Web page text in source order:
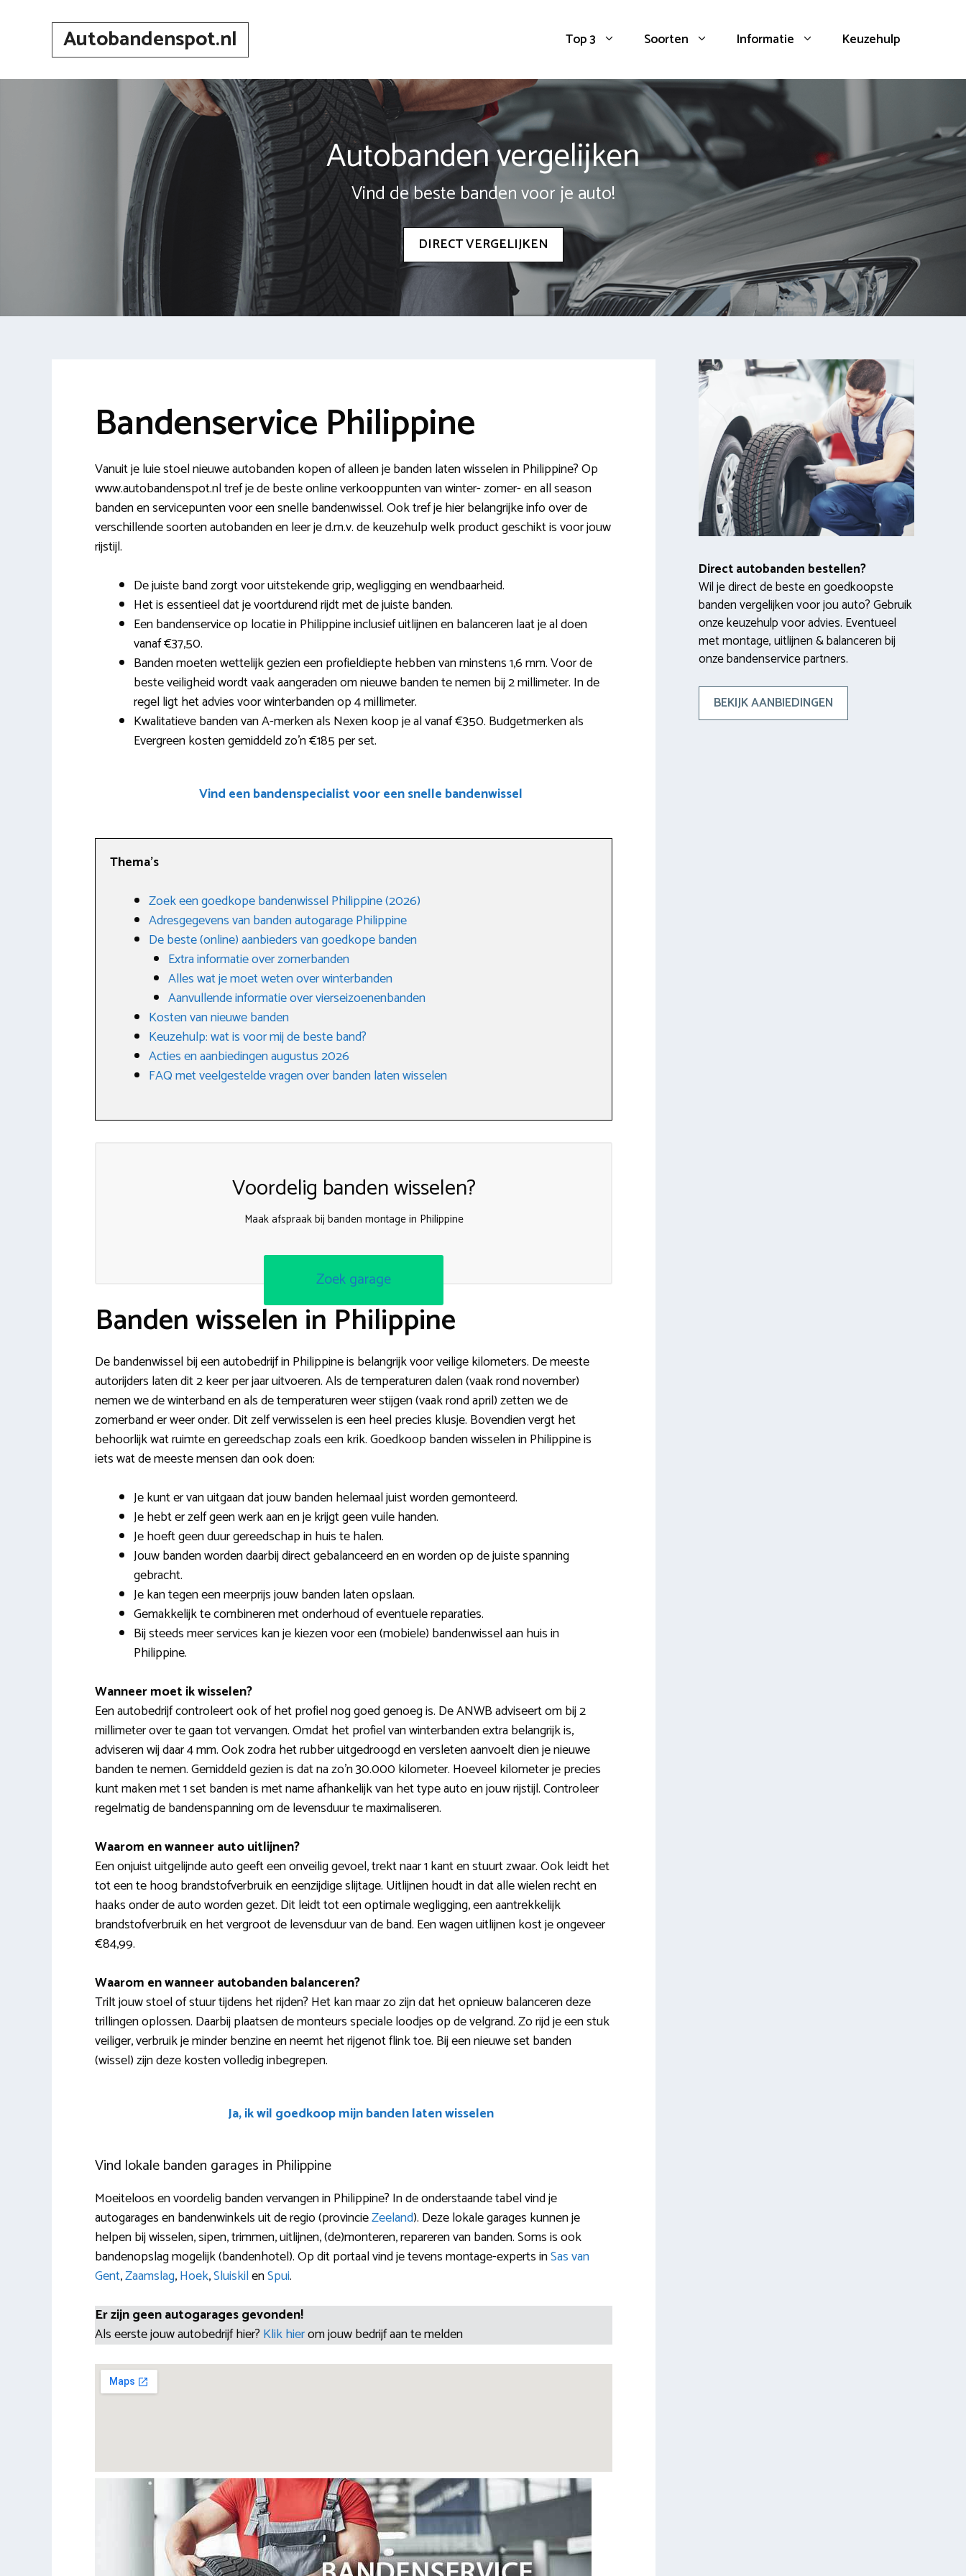
Autobandenspot.nl Top 3 Soorten Informatie Keuzehulp
Autobanden vergelijken
Vind de beste banden voor je auto!
DIRECT VERGELIJKEN
Bandenservice Philippine
Vanuit je luie stoel nieuwe autobanden kopen of alleen je banden laten wisselen in Philippine? Op
www.autobandenspot.nl tref je de beste online verkooppunten van winter- zomer- en all season
banden en servicepunten voor een snelle bandenwissel. Ook tref je hier belangrijke info over de
verschillende soorten autobanden en leer je d.m.v. de keuzehulp welk product geschikt is voor jouw
rijstijl.
De juiste band zorgt voor uitstekende grip, wegligging en wendbaarheid.
Het is essentieel dat je voortdurend rijdt met de juiste banden.
Een bandenservice op locatie in Philippine inclusief uitlijnen en balanceren laat je al doen
vanaf €37,50.
Banden moeten wettelijk gezien een profieldiepte hebben van minstens 1,6 mm. Voor de
beste veiligheid wordt vaak aangeraden om nieuwe banden te nemen bij 2 millimeter. In de
regel ligt het advies voor winterbanden op 4 millimeter.
Kwalitatieve banden van A-merken als Nexen koop je al vanaf €350. Budgetmerken als
Evergreen kosten gemiddeld zo’n €185 per set.
Vind een bandenspecialist voor een snelle bandenwissel
Thema’s
Zoek een goedkope bandenwissel Philippine (2026)
Adresgegevens van banden autogarage Philippine
De beste (online) aanbieders van goedkope banden
Extra informatie over zomerbanden
Alles wat je moet weten over winterbanden
Aanvullende informatie over vierseizoenenbanden
Kosten van nieuwe banden
Keuzehulp: wat is voor mij de beste band?
Acties en aanbiedingen augustus 2026
FAQ met veelgestelde vragen over banden laten wisselen
Voordelig banden wisselen?
Maak afspraak bij banden montage in Philippine
Zoek garage
Banden wisselen in Philippine
De bandenwissel bij een autobedrijf in Philippine is belangrijk voor veilige kilometers. De meeste
autorijders laten dit 2 keer per jaar uitvoeren. Als de temperaturen dalen (vaak rond november)
nemen we de winterband en als de temperaturen weer stijgen (vaak rond april) zetten we de
zomerband er weer onder. Dit zelf verwisselen is een heel precies klusje. Bovendien vergt het
behoorlijk wat ruimte en gereedschap zoals een krik. Goedkoop banden wisselen in Philippine is
iets wat de meeste mensen dan ook doen:
Je kunt er van uitgaan dat jouw banden helemaal juist worden gemonteerd.
Je hebt er zelf geen werk aan en je krijgt geen vuile handen.
Je hoeft geen duur gereedschap in huis te halen.
Jouw banden worden daarbij direct gebalanceerd en en worden op de juiste spanning
gebracht.
Je kan tegen een meerprijs jouw banden laten opslaan.
Gemakkelijk te combineren met onderhoud of eventuele reparaties.
Bij steeds meer services kan je kiezen voor een (mobiele) bandenwissel aan huis in
Philippine.
Wanneer moet ik wisselen?
Een autobedrijf controleert ook of het profiel nog goed genoeg is. De ANWB adviseert om bij 2
millimeter over te gaan tot vervangen. Omdat het profiel van winterbanden extra belangrijk is,
adviseren wij daar 4 mm. Ook zodra het rubber uitgedroogd en versleten aanvoelt dien je nieuwe
banden te nemen. Gemiddeld gezien is dat na zo’n 30.000 kilometer. Hoeveel kilometer je precies
kunt maken met 1 set banden is met name afhankelijk van het type auto en jouw rijstijl. Controleer
regelmatig de bandenspanning om de levensduur te maximaliseren.
Waarom en wanneer auto uitlijnen?
Een onjuist uitgelijnde auto geeft een onveilig gevoel, trekt naar 1 kant en stuurt zwaar. Ook leidt het
tot een te hoog brandstofverbruik en eenzijdige slijtage. Uitlijnen houdt in dat alle wielen recht en
haaks onder de auto worden gezet. Dit leidt tot een optimale wegligging, een aantrekkelijk
brandstofverbruik en het vergroot de levensduur van de band. Een wagen uitlijnen kost je ongeveer
€84,99.
Waarom en wanneer autobanden balanceren?
Trilt jouw stoel of stuur tijdens het rijden? Het kan maar zo zijn dat het opnieuw balanceren deze
trillingen oplossen. Daarbij plaatsen de monteurs speciale loodjes op de velgrand. Zo rijd je een stuk
veiliger, verbruik je minder benzine en neemt het rijgenot flink toe. Bij een nieuwe set banden
(wissel) zijn deze kosten volledig inbegrepen.
Ja, ik wil goedkoop mijn banden laten wisselen
Vind lokale banden garages in Philippine
Moeiteloos en voordelig banden vervangen in Philippine? In de onderstaande tabel vind je
autogarages en bandenwinkels uit de regio (provincieZeeland). Deze lokale garages kunnen je
helpen bij wisselen, sipen, trimmen, uitlijnen, (de)monteren, repareren van banden. Soms is ook
bandenopslag mogelijk (bandenhotel). Op dit portaal vind je tevens montage-experts inSas van
Gent,Zaamslag,Hoek,SluiskilenSpui.
Er zijn geen autogarages gevonden!
Als eerste jouw autobedrijf hier? Klik hierom jouw bedrijf aan te melden
Direct autobanden bestellen?
Wil je direct de beste en goedkoopste
banden vergelijken voor jou auto? Gebruik
onze keuzehulp voor advies. Eventueel
met montage, uitlijnen & balanceren bij
onze bandenservice partners.
BEKIJK AANBIEDINGEN